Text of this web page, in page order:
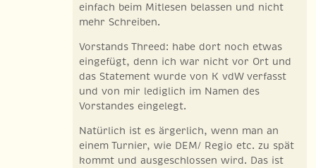
einfach beim Mitlesen belassen und nicht
mehr Schreiben.
Vorstands Threed: habe dort noch etwas
eingefügt, denn ich war nicht vor Ort und
das Statement wurde von K vdW verfasst
und von mir lediglich im Namen des
Vorstandes eingelegt.
Natürlich ist es ärgerlich, wenn man an
einem Turnier, wie DEM/ Regio etc. zu spät
kommt und ausgeschlossen wird. Das ist